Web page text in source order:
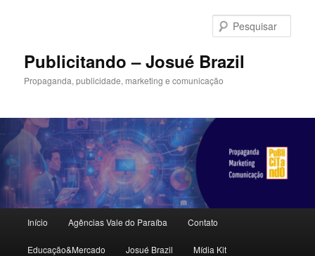
principalPublicitando – Josué Brazil
Propaganda, publicidade, marketing e comunicação
principal
Início Agências Vale do Paraíba Contato
Educação&Mercado Josué Brazil Mídia Kit